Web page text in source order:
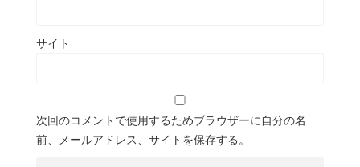
サイト
次回のコメントで使用するためブラウザーに自分の名
前、メールアドレス、サイトを保存する。